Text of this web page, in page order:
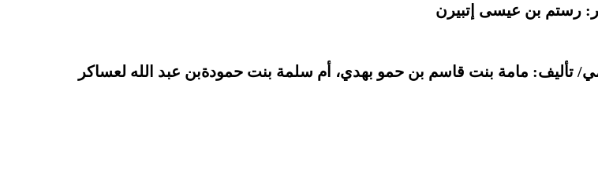
رستم بن عيسى إتبيرن
تأليف: مامة بنت قاسم بن حمو بهدي، أم سلمة بنت حمودةبن عبد الله لعساكر